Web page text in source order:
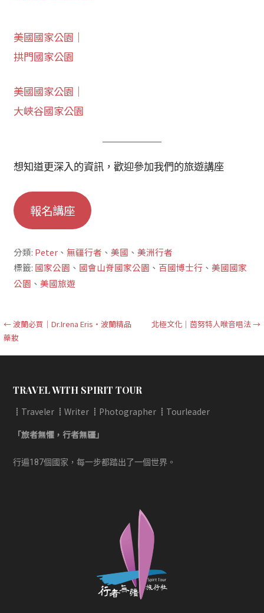
美國國家公園｜
拱門國家公園
美國國家公園｜
大峽谷國家公園
想知道更深入的資訊，歡迎參加我們的旅遊講座
報名講座
分類: Peter 、無疆行者 、美國 、美洲行者
標籤: 國家公園 、 國會山脊國家公園 、 百國博士行 、美國國家
公園 、美國旅遊
文
章
覽
← 波蘭必買｜Dr.Irena Eris‧波蘭精品
藥妝
北極文化｜茵努特人喉音唱法 →
TRAVEL WITH SPIRIT TOUR
┋Traveler ┋Writer ┋Photographer ┋Tourleader
「旅者無懼，行者無疆」
行遍187個國家，每一步都踏出了一個世界。